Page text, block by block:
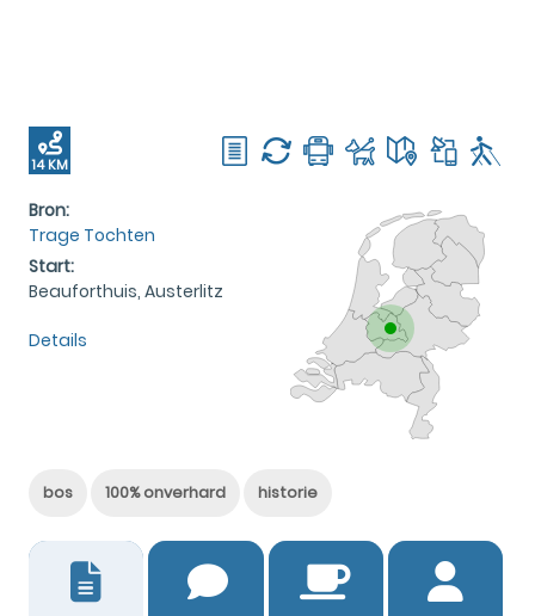
14 KM
Bron:
Trage Tochten
Start:
Beauforthuis, Austerlitz
Details
bos 100% onverhard historie